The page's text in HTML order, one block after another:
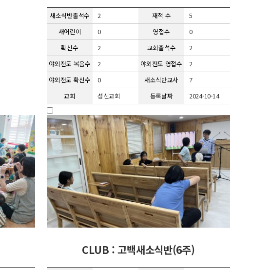
새소식반출석수 2 재적 수
5
새어린이
0 영접수
0
확신수
2 교회출석수
2
야외전도 복음수
2 야외전도 영접수
2
야외전도 확신수
0 새소식반교사
7
교회
성신교회 등록날짜 2024-10-14
CLUB : 고백새소식반(6주)